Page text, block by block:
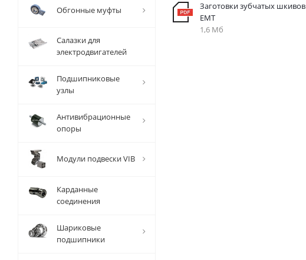
Заготовки зубчатых шкивов
EMT
1,6 Мб
Обгонные муфты
Салазки для
электродвигателей
Подшипниковые
узлы
Антивибрационные
опоры
Модули подвески VIB
Карданные
соединения
Шариковые
подшипники